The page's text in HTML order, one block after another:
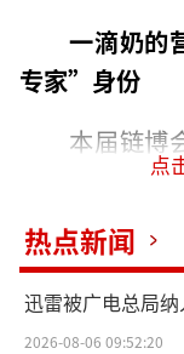
一滴奶的
专家”身份
本届链博
表行业未来
引发关注。
飞鹤串联起中
的突破，揭
点
热点新闻
迅雷被广电总局
2026-08-06 09:52:20